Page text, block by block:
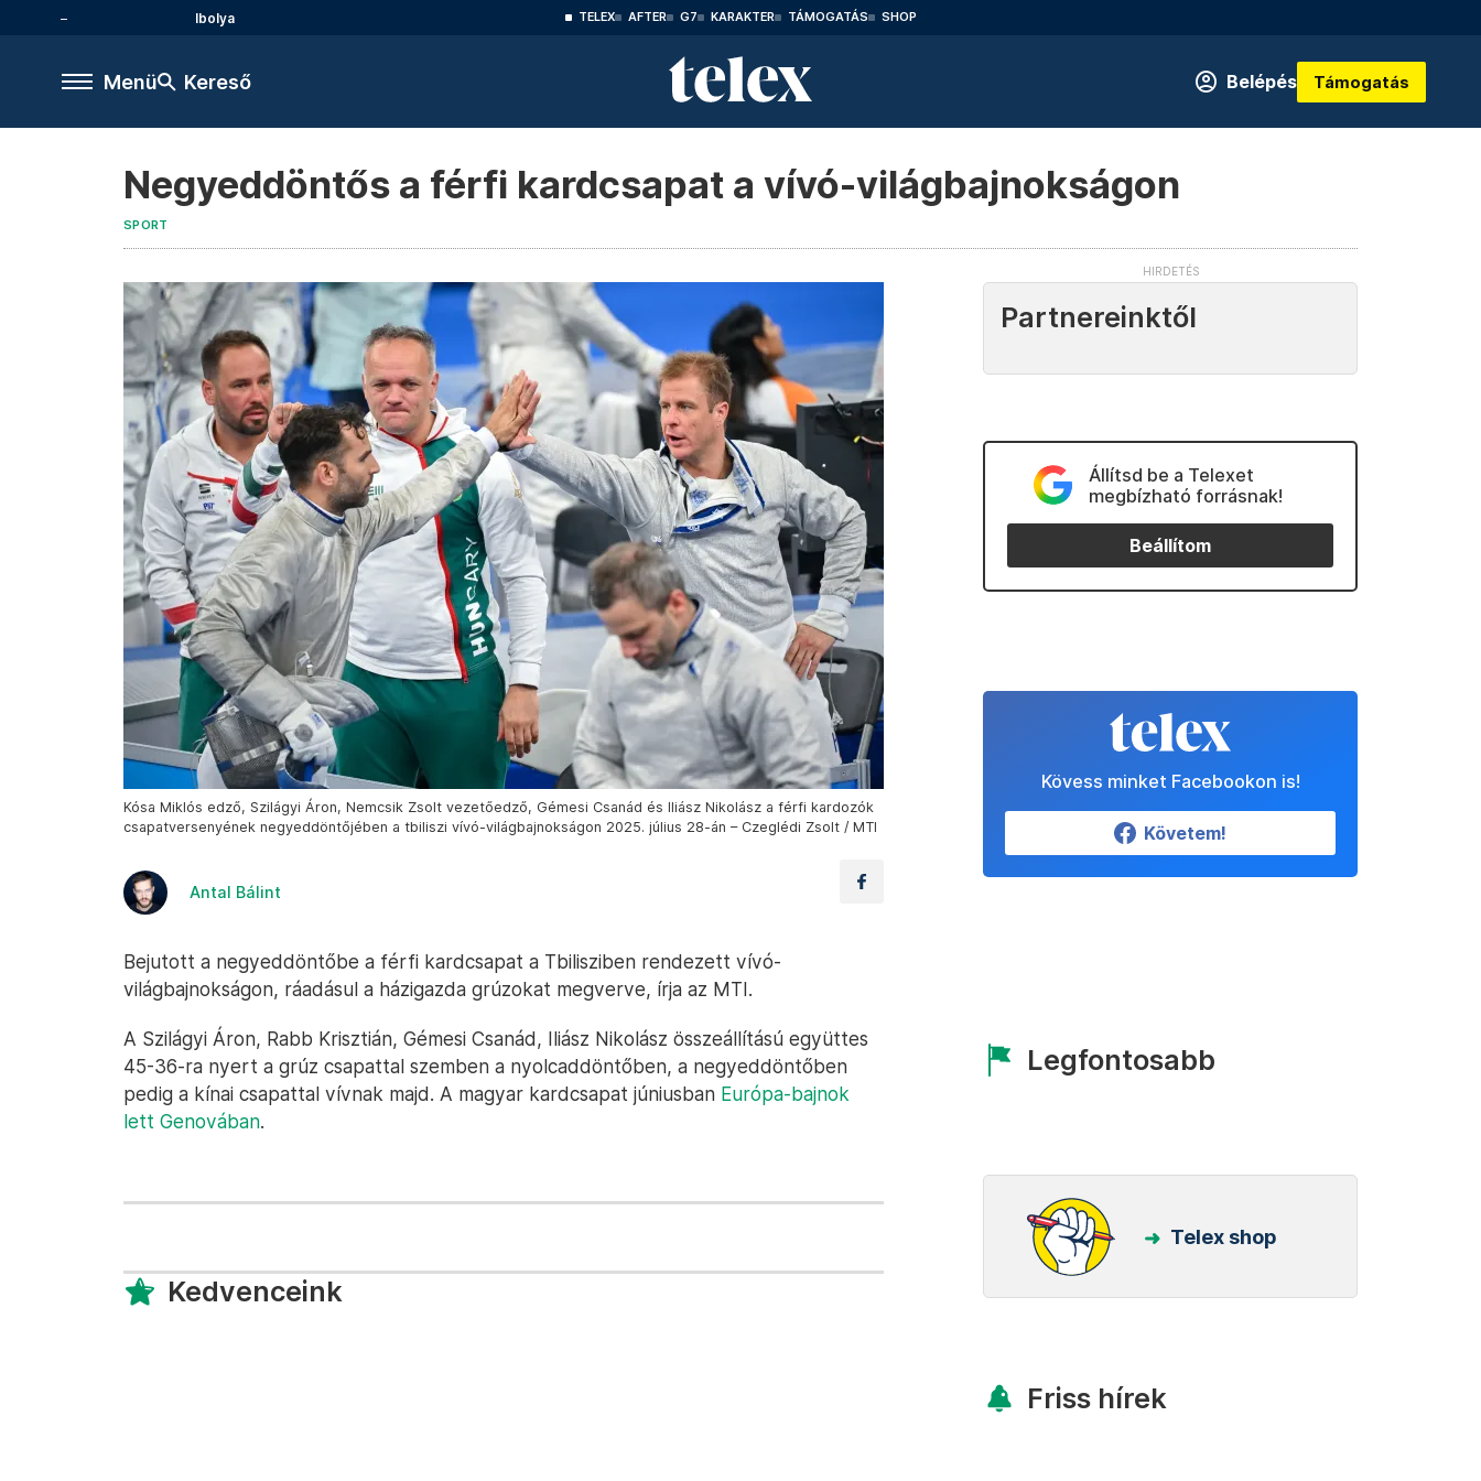
Ibolya TELEX AFTER G7 KARAKTER TÁMOGATÁS SHOP
Menü Kereső Belépés Támogatás
Negyeddöntős a férfi kardcsapat a vívó-világbajnokságon
SPORT
Kósa Miklós edző, Szilágyi Áron, Nemcsik Zsolt vezetőedző, Gémesi Csanád és Iliász Nikolász a férfi kardozók
csapatversenyének negyeddöntőjében a tbiliszi vívó-világbajnokságon 2025. július 28-án – Czeglédi Zsolt / MTI
Antal Bálint
Bejutott a negyeddöntőbe a férfi kardcsapat a Tbilisziben rendezett vívó-
világbajnokságon, ráadásul a házigazda grúzokat megverve, írja az MTI.
A Szilágyi Áron, Rabb Krisztián, Gémesi Csanád, Iliász Nikolász összeállítású együttes
45-36-ra nyert a grúz csapattal szemben a nyolcaddöntőben, a negyeddöntőben
pedig a kínai csapattal vívnak majd. A magyar kardcsapat júniusban Európa-bajnok
lett Genovában.
Kedvenceink
Partnereinktől
Állítsd be a Telexet
megbízható forrásnak!
Beállítom
Kövess minket Facebookon is!
Követem!
Legfontosabb
Telex shop
Friss hírek